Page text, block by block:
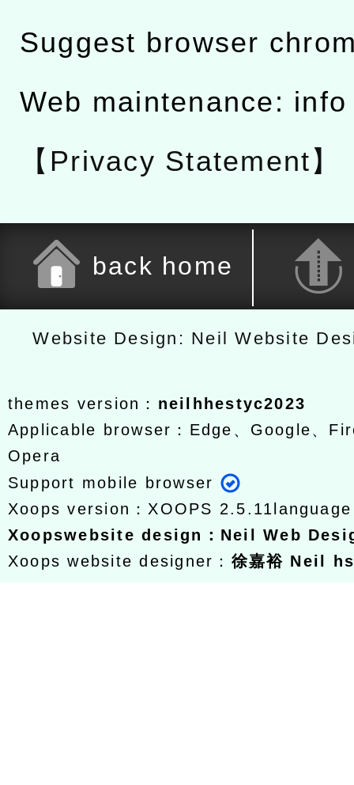
Suggest browser
Web maintenance:
【Privacy Statement】
back home
Website Design: Neil Website
themes version： neilhhestyc2023
Applicable browser：Edge、Google、
Opera
Support mobile browser
Xoops version： XOOPS 2.5.11
Xoopswebsite design ： Neil Web
Xoops website designer： 徐嘉裕 Neil